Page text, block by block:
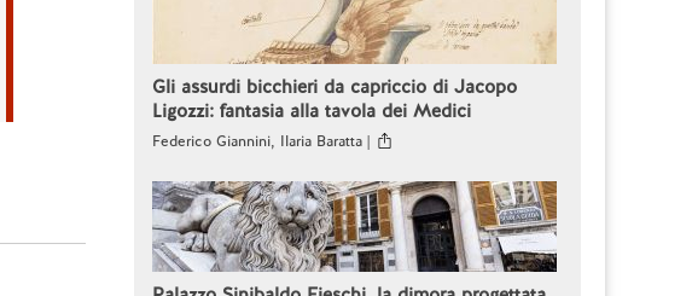
Gli assurdi bicchieri da capriccio di Jacopo
Ligozzi: fantasia alla tavola dei Medici
Federico Giannini, Ilaria Baratta |